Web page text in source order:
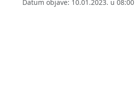
Datum objave: 10.01.2023. u 08:00